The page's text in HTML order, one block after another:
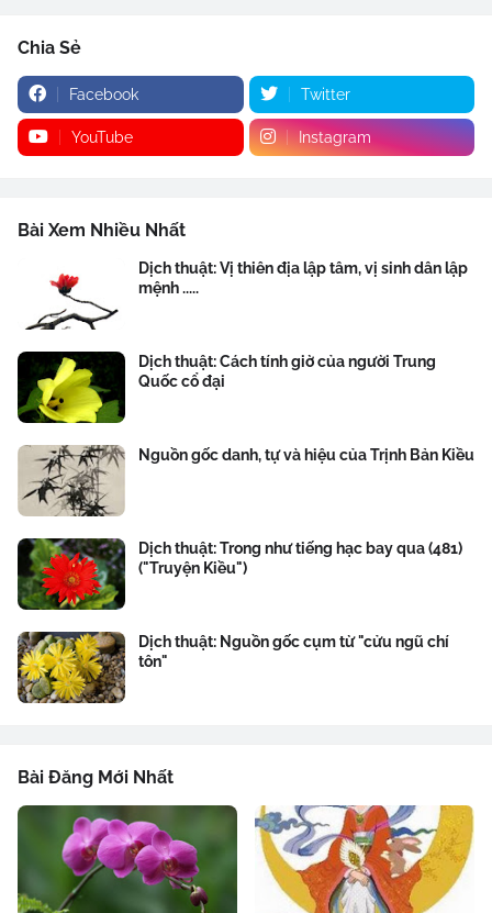
Chia Sẻ
Facebook Twitter
YouTube Instagram
Bài Xem Nhiều Nhất
Dịch thuật: Vị thiên địa lập tâm, vị sinh dân lập
mệnh .....
Dịch thuật: Cách tính giờ của người Trung
Quốc cổ đại
Nguồn gốc danh, tự và hiệu của Trịnh Bản Kiều
Dịch thuật: Trong như tiếng hạc bay qua (481)
("Truyện Kiều")
Dịch thuật: Nguồn gốc cụm từ "cửu ngũ chí
tôn"
Bài Đăng Mới Nhất